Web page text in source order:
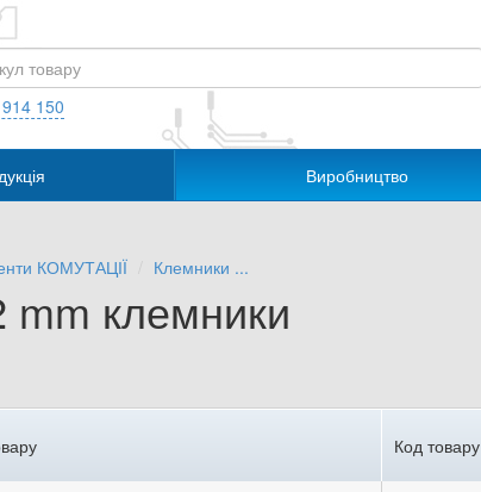
150
Виробництво
КОМУТАЦІЇ Клемники ...
mm клемники
Код товару